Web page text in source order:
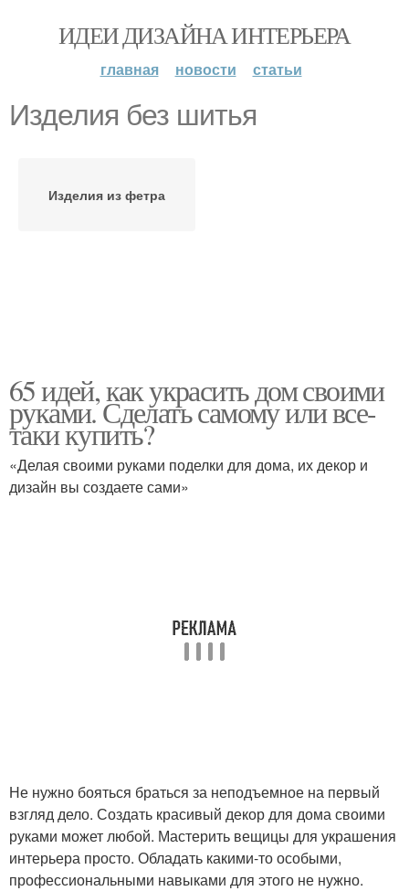
ИДЕИ ДИЗАЙНА ИНТЕРЬЕРА
главная новости статьи
Изделия без шитья
Изделия из фетра
65 идей, как украсить дом своими
руками. Сделать самому или все-
таки купить?
«Делая своими руками поделки для дома, их декор и
дизайн вы создаете сами»
Не нужно бояться браться за неподъемное на первый
взгляд дело. Создать красивый декор для дома своими
руками может любой. Мастерить вещицы для украшения
интерьера просто. Обладать какими-то особыми,
профессиональными навыками для этого не нужно.